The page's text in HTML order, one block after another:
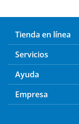
Tienda en línea
Servicios
Ayuda
Empresa